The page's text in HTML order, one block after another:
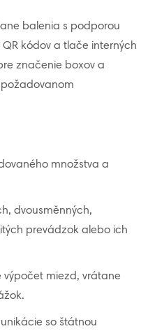
balenia s podporou
kódov a tlače interných
značenie boxov a
množstva a
dvousměnných,
prevádzok alebo ich
výpočet miezd, vrátane
so štátnou